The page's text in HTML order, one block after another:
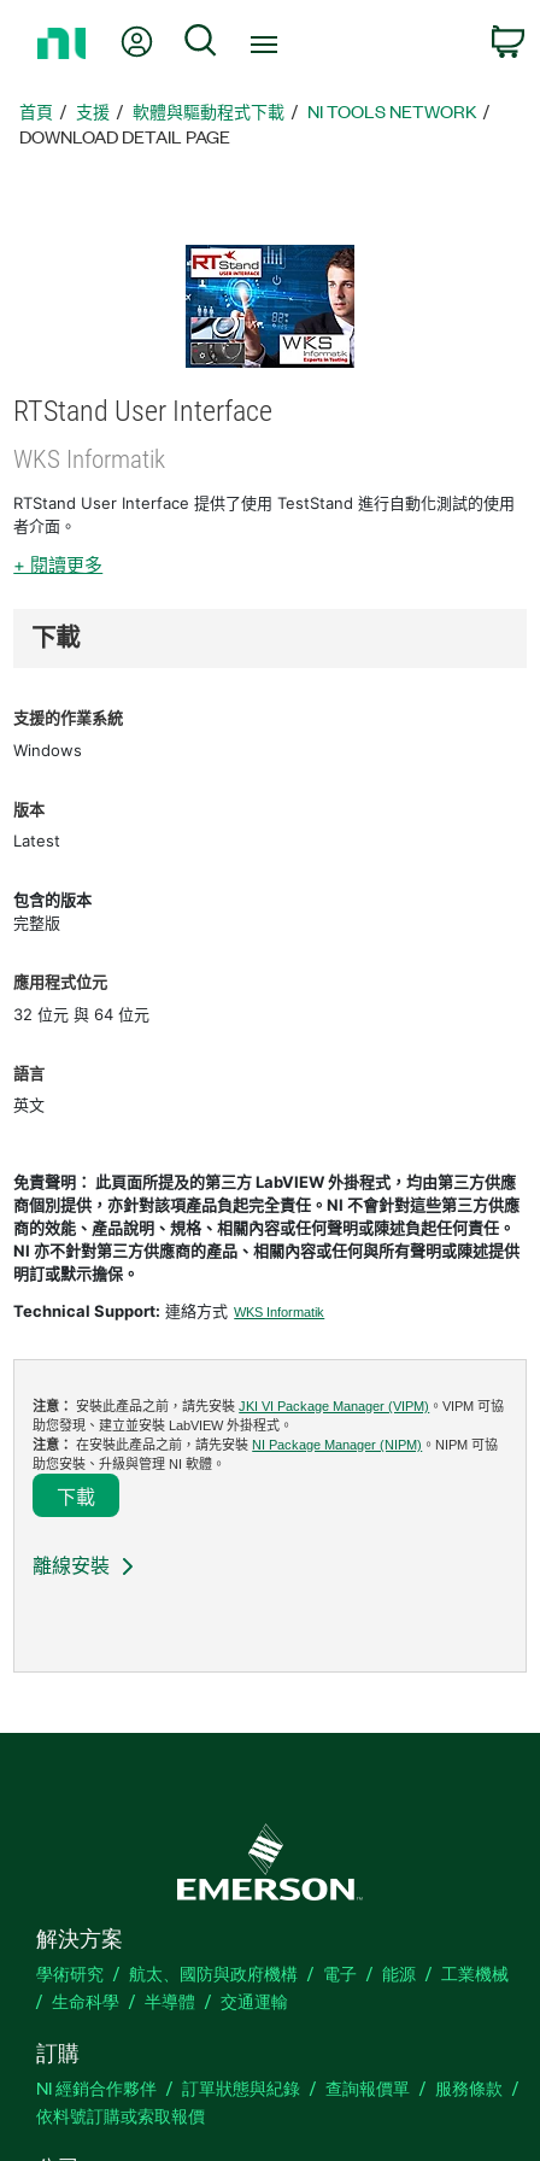
頁
我的帳號 搜尋
首頁 支援 軟體與驅動程式下載
NI TOOLS NETWORK
DOWNLOAD DETAIL PAGE
RTStand User Interface
WKS Informatik
RTStand User Interface 提供了使用 TestStand 進行自動化測試的使用
者介面。
+ 閱讀更多
下載
支援的作業系統
Windows
版本
Latest
包含的版本
完整版
應用程式位元
32 位元 與 64 位元
語言
英文
免責聲明： 此頁面所提及的第三方 LabVIEW 外掛程式，均由第三方供應
商個別提供，亦針對該項產品負起完全責任。NI 不會針對這些第三方供應
商的效能、產品說明、規格、相關內容或任何聲明或陳述負起任何責任。
NI 亦不針對第三方供應商的產品、相關內容或任何與所有聲明或陳述提供
明訂或默示擔保。
Technical Support: 連絡方式 WKS Informatik
注意：安裝此產品之前，請先安裝JKI VI Package Manager (VIPM) 。VIPM 可協
助您發現、建立並安裝 LabVIEW 外掛程式。
注意：在安裝此產品之前，請先安裝 NI Package Manager (NIPM) 。NIPM 可協
助您安裝、升級與管理 NI 軟體。
下載
離線安裝
解決方案
學術研究 航太、國防與政府機構 電子 能源
工業機械
生命科學
半導體 交通運輸
訂購
NI 經銷合作夥伴 訂單狀態與紀錄 查詢報價單
服務條款
依料號訂購或索取報價